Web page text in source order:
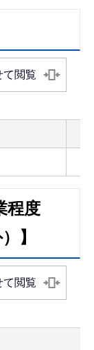
て閲覧
程度
】
て閲覧